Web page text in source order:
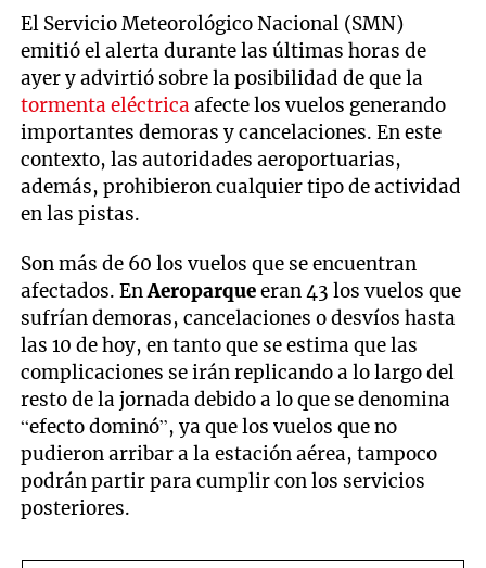
El Servicio Meteorológico Nacional (SMN)
emitió el alerta durante las últimas horas de
ayer y advirtió sobre la posibilidad de que la
tormenta eléctrica afecte los vuelos generando
importantes demoras y cancelaciones. En este
contexto, las autoridades aeroportuarias,
además, prohibieron cualquier tipo de actividad
en las pistas.
Son más de 60 los vuelos que se encuentran
afectados. EnAeroparqueeran 43 los vuelos que
sufrían demoras, cancelaciones o desvíos hasta
las 10 de hoy, en tanto que se estima que las
complicaciones se irán replicando a lo largo del
resto de la jornada debido a lo que se denomina
“efecto dominó”, ya que los vuelos que no
pudieron arribar a la estación aérea, tampoco
podrán partir para cumplir con los servicios
posteriores.